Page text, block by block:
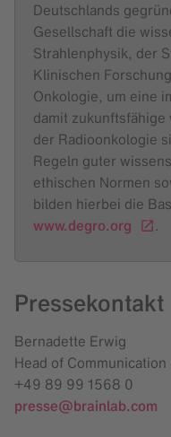
Deutschlands
Gesellschaft die
Strahlenphysik, der
Klinischen
Onkologie, um eine
damit
der Radioonkologie
Regeln guter
ethischen Normen
bilden hierbei die
www.degro.org
.
Pressekontakt
Bernadette Erwig
Head of Communication
+49 89 99 1568 0
presse@brainlab.com